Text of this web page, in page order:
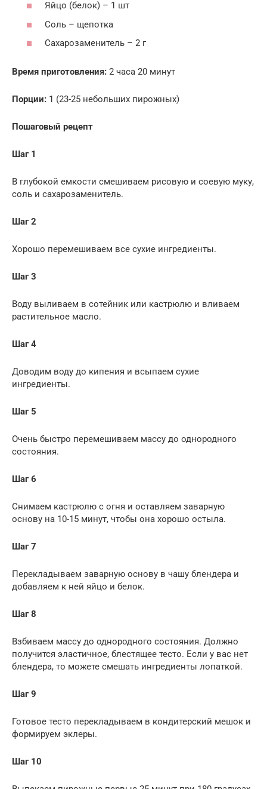
Яйцо (белок) – 1 шт
Соль – щепотка
Сахарозаменитель – 2 г
Время приготовления: 2 часа 20 минут
Порции: 1 (23-25 небольших пирожных)
Пошаговый рецепт
Шаг 1
В глубокой емкости смешиваем рисовую и соевую муку,
соль и сахарозаменитель.
Шаг 2
Хорошо перемешиваем все сухие ингредиенты.
Шаг 3
Воду выливаем в сотейник или кастрюлю и вливаем
растительное масло.
Шаг 4
Доводим воду до кипения и всыпаем сухие
ингредиенты.
Шаг 5
Очень быстро перемешиваем массу до однородного
состояния.
Шаг 6
Снимаем кастрюлю с огня и оставляем заварную
основу на 10-15 минут, чтобы она хорошо остыла.
Шаг 7
Перекладываем заварную основу в чашу блендера и
добавляем к ней яйцо и белок.
Шаг 8
Взбиваем массу до однородного состояния. Должно
получится эластичное, блестящее тесто. Если у вас нет
блендера, то можете смешать ингредиенты лопаткой.
Шаг 9
Готовое тесто перекладываем в кондитерский мешок и
формируем эклеры.
Шаг 10